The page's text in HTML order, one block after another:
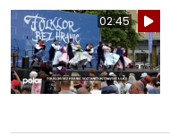
02:45